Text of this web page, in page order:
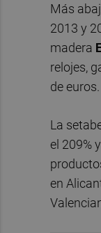
Más
2013 y
madera
relojes,
de euros.
La
el 209%
en